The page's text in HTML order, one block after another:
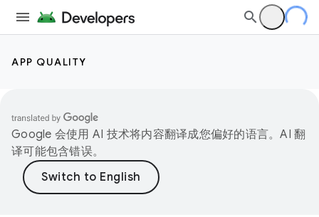
APP QUALITY
Google 会使用 AI 技术将内容翻译成您偏好的语言。AI 翻
译可能包含错误。